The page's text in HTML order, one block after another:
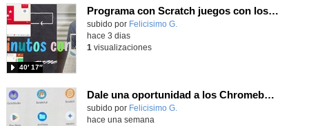
Programa con Scratch juegos con los partidos del mundial 2026 ganados por España
Contenido educativo.
subido por Felicisimo G.
40′ 17″
hace 3 dias
1 visualizaciones
Dale una oportunidad a los Chromebooks y utiliza un proyector para realizar talleres si no tienes pantallas táctiles
Contenido educativo.
subido por Felicisimo G.
hace una semana